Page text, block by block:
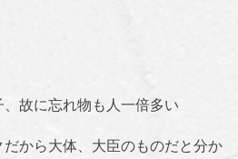
故に忘れ物も人一倍多い
から大体、大臣のものだと分か